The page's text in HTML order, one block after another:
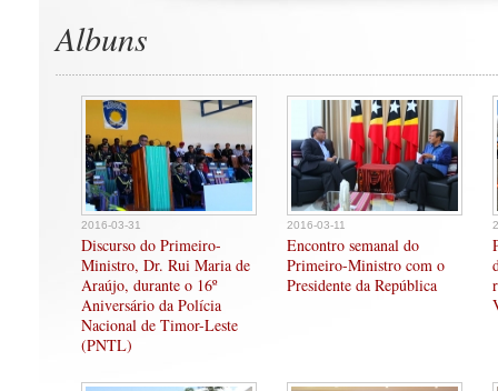
Albuns
2016-03-31
Discurso do Primeiro-
Ministro, Dr. Rui Maria de
Araújo, durante o 16º
Aniversário da Polícia
Nacional de Timor-Leste
(PNTL)
2016-03-11
Encontro semanal do
Primeiro-Ministro com o
Presidente da República